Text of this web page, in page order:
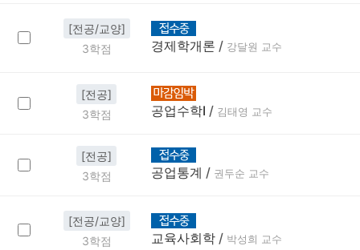
[전공/교양]
3학점
경제학개론 / 강달원 교수
[전공]
3학점
공업수학Ⅰ / 김태영 교수
[전공]
3학점
공업통계 / 권두순 교수
[전공/교양]
3학점
교육사회학 / 박성희 교수